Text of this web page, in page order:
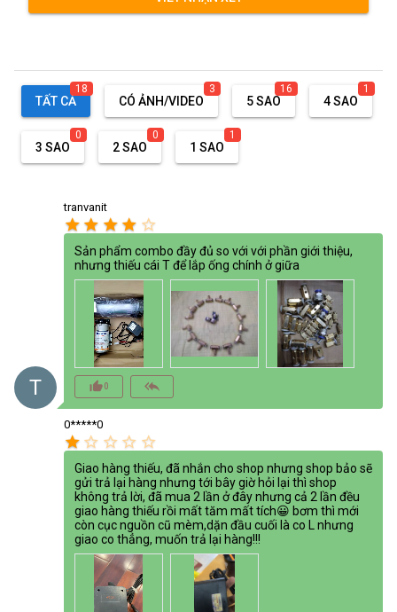
TẤT CẢ
18
CÓ ẢNH/VIDEO
3
5 SAO
16
4 SAO
1
3 SAO
0
2 SAO
0
1 SAO
1
T
tranvanit
star star star star star_border
Sản phẩm combo đầy đủ so với với phần giới thiệu,
nhưng thiếu cái T để lắp ống chính ở giữa
thumb_up_alt0 reply_all
0*****0
star star_border star_border star_border star_border
Giao hàng thiếu, đã nhắn cho shop nhưng shop bảo sẽ
gửi trả lại hàng nhưng tới bây giờ hỏi lại thì shop
không trả lời, đã mua 2 lần ở đây nhưng cả 2 lần đều
giao hàng thiếu rồi mất tăm mất tích😀 bơm thì mới
còn cục nguồn cũ mèm,dặn đầu cuối là co L nhưng
giao co thẳng, muốn trả lại hàng!!!